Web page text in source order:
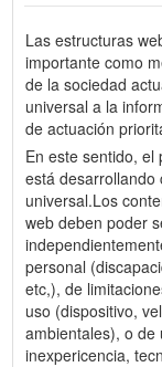
Las estructuras
importante como
de la sociedad
universal a la
de actuación
En este sentido,
está desarrollando
universal.Los
web deben poder
personal
etc,), de
uso (dispositivo,
ambientales), o de
inexpericencia,